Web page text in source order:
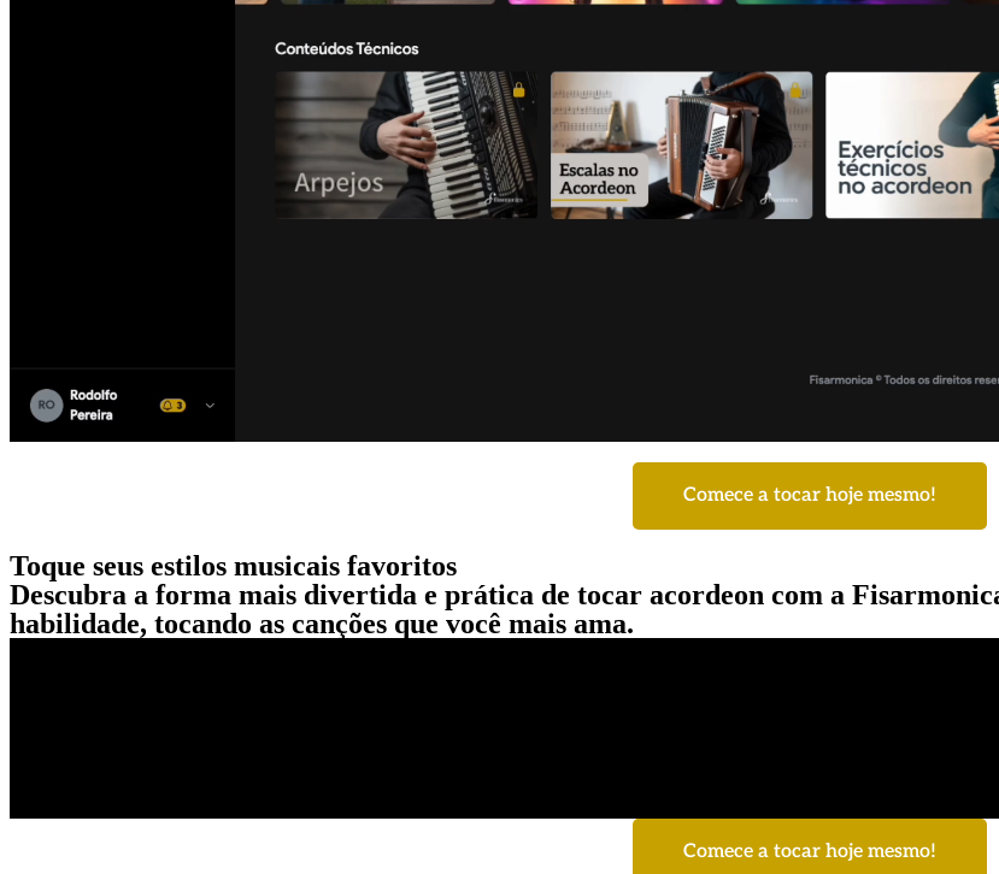
Comece a tocar hoje mesmo!
Toque seus estilos musicais favoritos
Descubra a forma mais divertida e prática de tocar acordeon com a
habilidade, tocando as canções que você mais ama.
Comece a tocar hoje mesmo!